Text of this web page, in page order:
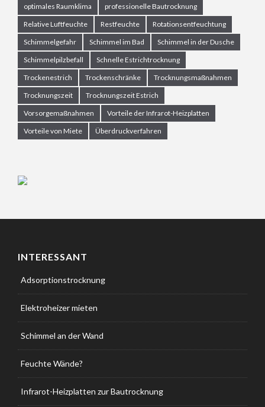
optimales Raumklima
professionelle Bautrocknung
Relative Luftfeuchte
Restfeuchte
Rotationsentfeuchtung
Schimmelgefahr
Schimmel im Bad
Schimmel in der Dusche
Schimmelpilzbefall
Schnelle Estrichtrocknung
Trockenestrich
Trockenschränke
Trocknungsmaßnahmen
Trocknungszeit
Trocknungszeit Estrich
Vorsorgemaßnahmen
Vorteile der Infrarot-Heizplatten
Vorteile von Miete
Überdruckverfahren
INTERESSANT
Adsorptionstrocknung
Elektroheizer mieten
Schimmel an der Wand
Feuchte Wände?
Infrarot-Heizplatten zur Bautrocknung